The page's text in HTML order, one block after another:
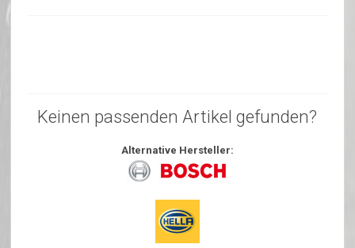
Keinen passenden Artikel gefunden?
Alternative Hersteller: